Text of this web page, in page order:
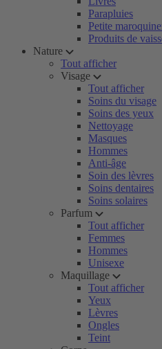
Parapluies
Petite
Produits de
Nature
Tout afficher
Visage
Tout afficher
Soins du visage
Soins des yeux
Nettoyage
Masques
Hommes
Anti-âge
Soin des lèvres
Soins dentaires
Soins solaires
Parfum
Tout afficher
Femmes
Hommes
Unisexe
Maquillage
Tout afficher
Yeux
Lèvres
Ongles
Teint